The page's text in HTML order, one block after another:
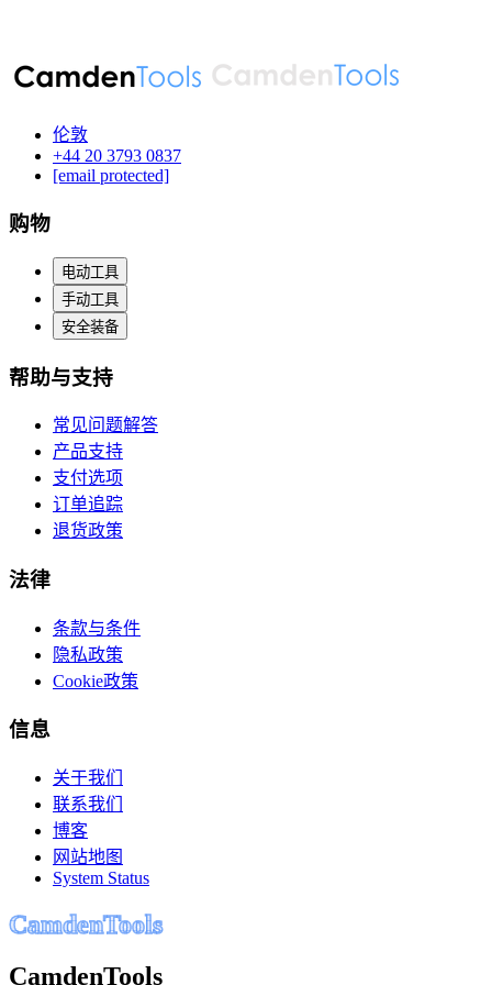
伦敦
‪+44 20 3793 0837‬
[email protected]
购物
电动工具
手动工具
安全装备
帮助与支持
常见问题解答
产品支持
支付选项
订单追踪
退货政策
法律
条款与条件
隐私政策
Cookie政策
信息
关于我们
联系我们
博客
网站地图
System Status
CamdenTools
CamdenTools